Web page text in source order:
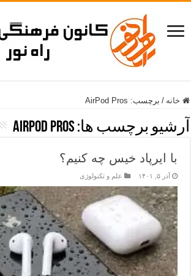
خانه / برچسب: AirPod Pros
آرشیو برچسب ها: AirPod Pros
با ایرپاد خیس چه کنیم؟
آذر ۵, ۱۴۰۱ علم و تکنولوژی